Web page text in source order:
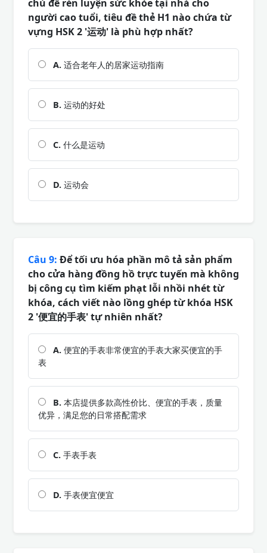
chủ đề rèn luyện sức khỏe tại nhà cho
người cao tuổi, tiêu đề thẻ H1 nào chứa từ
vựng HSK 2 '运动' là phù hợp nhất?
A. 适合老年人的居家运动指南
B. 运动的好处
C. 什么是运动
D. 运动会
Câu 9: Để tối ưu hóa phần mô tả sản phẩm
cho cửa hàng đồng hồ trực tuyến mà không
bị công cụ tìm kiếm phạt lỗi nhồi nhét từ
khóa, cách viết nào lồng ghép từ khóa HSK
2 '便宜的手表' tự nhiên nhất?
A. 便宜的手表非常便宜的手表大家买便宜的手
表
B. 本店提供多款高性价比、便宜的手表，质量
优异，满足您的日常搭配需求
C. 手表手表
D. 手表便宜便宜